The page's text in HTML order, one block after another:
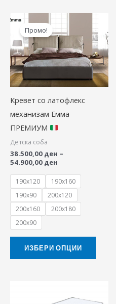
Промо!
Кревет со латофлекс
механизам Емма
ПРЕМИУМ
Детска соба
38.500,00 ден –
54.900,00 ден
38.500,00 ден
through
54.900,00 ден
190x120
190x160
190x90
200x120
200x160
200x180
200x90
ИЗБЕРИ ОПЦИИ
has
The